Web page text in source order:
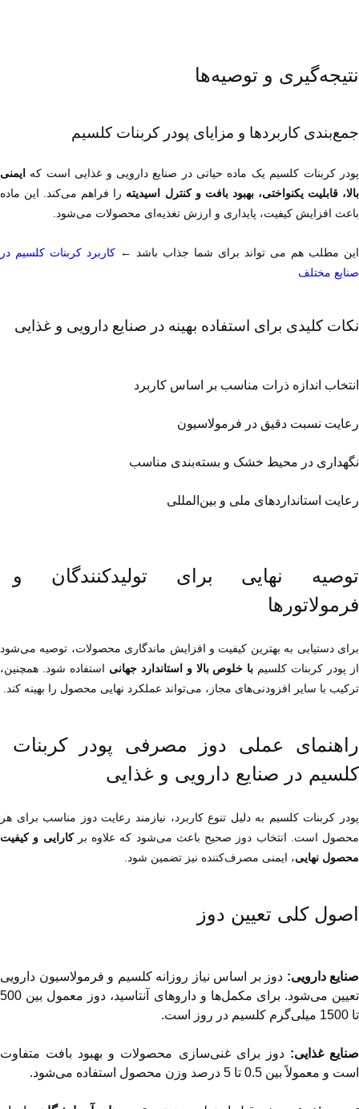
نتیجه‌گیری و توصیه‌ها
جمع‌بندی کاربردها و مزایای پودر کربنات کلسیم
پودر کربنات کلسیم یک ماده حیاتی در صنایع دارویی و غذایی است که
بالا، قابلیت یکنواختی، بهبود بافت و کنترل اسیدیته
باعث افزایش کیفیت، پایداری و ارزش تغذیه‌ای محصولات می‌شود.
این مطلب هم می تواند برای شما جذاب باشد ←
صنایع مختلف
نکات کلیدی برای استفاده بهینه در صنایع دارویی و غذایی
انتخاب اندازه ذرات مناسب بر اساس کاربرد
رعایت نسبت دقیق در فرمولاسیون
نگهداری در محیط خشک و بسته‌بندی مناسب
رعایت استانداردهای ملی و بین‌المللی
فرمولاتورها
از پودر کربنات کلسیم با خلوص بالا و استاندارد جهانی
ترکیب با سایر افزودنی‌های مجاز، می‌تواند عملکرد نهایی محصول را بهینه کند.
کلسیم در صنایع دارویی و غذایی
محصول است. انتخاب دوز صحیح باعث می‌شود که علاوه بر
محصول نهایی، ایمنی مصرف‌کننده نیز تضمین شود.
اصول کلی تعیین دوز
صنایع دارویی:
تا 1500 میلی‌گرم کلسیم در روز است.
صنایع غذایی:
است و معمولاً بین 0.5 تا 5 درصد وزن محصول استفاده می‌شود.